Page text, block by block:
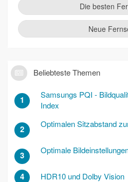
Die besten
Neue
Beliebteste Themen
1
Samsungs PQI -
Index
2 Optimalen Sitzabstand
3 Optimale
4 HDR10 und Dolby Vision